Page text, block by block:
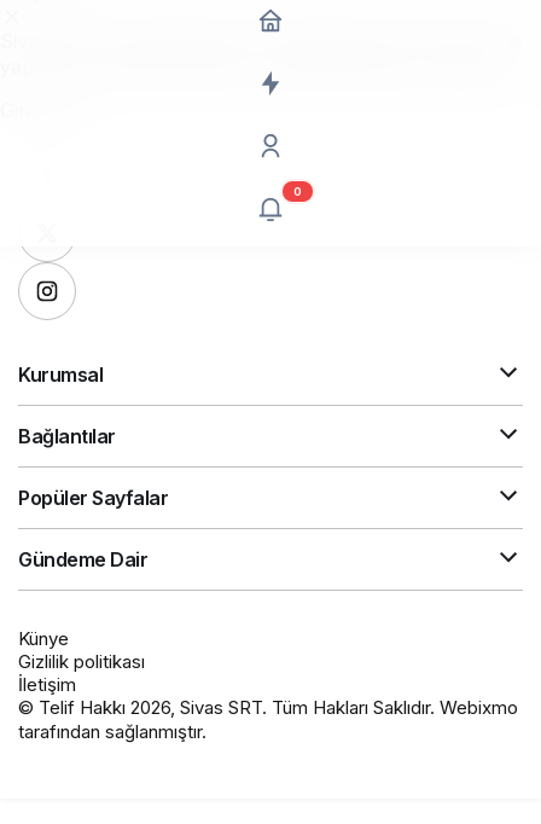
0
yapın veya hesap oluşturun, üstelik tamamen ücretsiz!
Kurumsal
Bağlantılar
Popüler Sayfalar
Gündeme Dair
Künye
Gizlilik politikası
İletişim
© Telif Hakkı 2026, Sivas SRT. Tüm Hakları Saklıdır. Webixmo
tarafından sağlanmıştır.